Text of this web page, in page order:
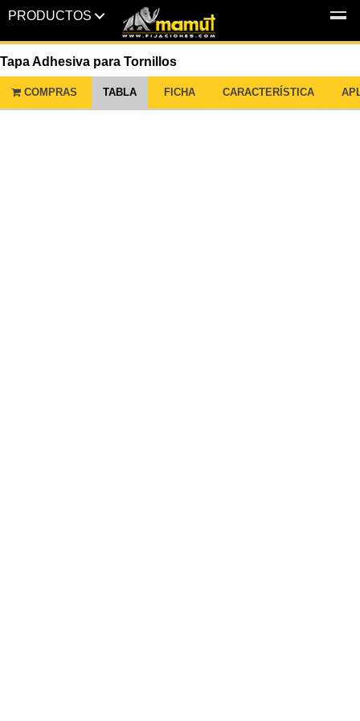
PRODUCTOS
MENU
Tapa Adhesiva para Tornillos
COMPRAS TABLA FICHA CARACTERÍSTICA